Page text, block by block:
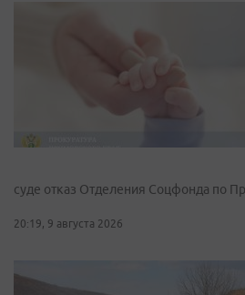
суде отказ Отделения Соцфонда по
20:19, 9 августа 2026